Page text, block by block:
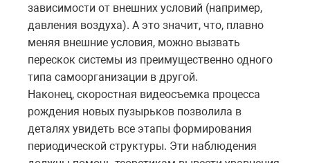
зависимости от внешних условий (например,
давления воздуха). А это значит, что, плавно
меняя внешние условия, можно вызвать
перескок системы из преимущественно одного
типа самоорганизации в другой.
Наконец, скоростная видеосъемка процесса
рождения новых пузырьков позволила в
деталях увидеть все этапы формирования
периодической структуры. Эти наблюдения